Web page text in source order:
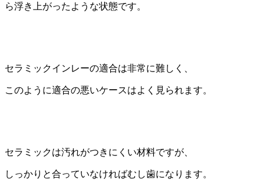
ら浮き上がったような状態です。
セラミックインレーの適合は非常に難しく、
このように適合の悪いケースはよく見られます。
セラミックは汚れがつきにくい材料ですが、
しっかりと合っていなければむし歯になります。